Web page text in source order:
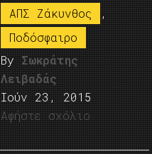
ΑΠΣ Ζάκυνθος
,
Ποδόσφαιρο
By Σωκράτης
Λειβαδάς
Ιούν 23, 2015
Αφήστε σχόλιο